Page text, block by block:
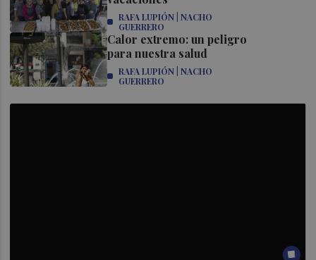
RAFA LUPIÓN | NACHO
GUERRERO
Calor extremo: un peligro
para nuestra salud
RAFA LUPIÓN | NACHO
GUERRERO